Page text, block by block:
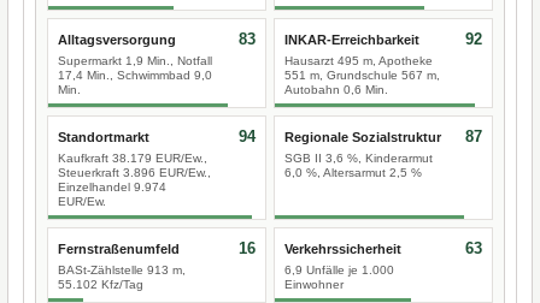
Alltagsversorgung
Supermarkt 1,9 Min., Notfall
17,4 Min., Schwimmbad 9,0
Min.
83 INKAR-Erreichbarkeit
Hausarzt 495 m, Apotheke
551 m, Grundschule 567 m,
Autobahn 0,6 Min.
92
Standortmarkt
Kaufkraft 38.179 EUR/Ew.,
Steuerkraft 3.896 EUR/Ew.,
Einzelhandel 9.974
EUR/Ew.
94 Regionale Sozialstruktur
SGB II 3,6 %, Kinderarmut
6,0 %, Altersarmut 2,5 %
87
Fernstraßenumfeld
BASt-Zählstelle 913 m,
55.102 Kfz/Tag
16 Verkehrssicherheit
6,9 Unfälle je 1.000
Einwohner
63